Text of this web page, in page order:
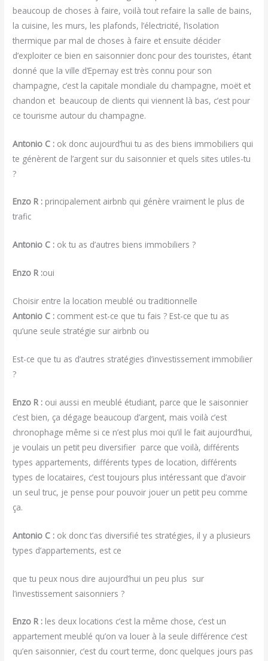
beaucoup de choses à faire, voilà tout refaire la salle de bains,
la cuisine, les murs, les plafonds, l’électricité, l’isolation
thermique par mal de choses à faire et ensuite décider
d’exploiter ce bien en saisonnier donc pour des touristes, étant
donné que la ville d’Epernay est très connu pour son
champagne, c’est la capitale mondiale du champagne, moët et
chandon et beaucoup de clients qui viennent là bas, c’est pour
ce tourisme autour du champagne.
Antonio C : ok donc aujourd’hui tu as des biens immobiliers qui
te génèrent de l’argent sur du saisonnier et quels sites utiles-tu
?
Enzo R : principalement airbnb qui génère vraiment le plus de
trafic
Antonio C : ok tu as d’autres biens immobiliers ?
Enzo R :oui
Choisir entre la location meublé ou traditionnelle
Antonio C : comment est-ce que tu fais ? Est-ce que tu as
qu’une seule stratégie sur airbnb ou
Est-ce que tu as d’autres stratégies d’investissement immobilier
?
Enzo R : oui aussi en meublé étudiant, parce que le saisonnier
c’est bien, ça dégage beaucoup d’argent, mais voilà c’est
chronophage même si ce n’est plus moi qu’il le fait aujourd’hui,
je voulais un petit peu diversifier parce que voilà, différents
types appartements, différents types de location, différents
types de locataires, c’est toujours plus intéressant que d’avoir
un seul truc, je pense pour pouvoir jouer un petit peu comme
ça.
Antonio C : ok donc t’as diversifié tes stratégies, il y a plusieurs
types d’appartements, est ce
que tu peux nous dire aujourd’hui un peu plus sur
l’investissement saisonniers ?
Enzo R : les deux locations c’est la même chose, c’est un
appartement meublé qu’on va louer à la seule différence c’est
qu’en saisonnier, c’est du court terme, donc quelques jours pas